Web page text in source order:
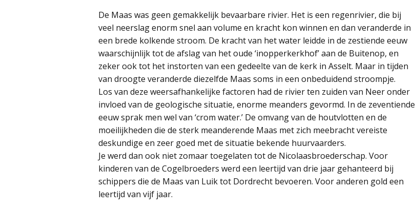
De Maas was geen gemakkelijk bevaarbare rivier. Het is een regenrivier, die bij
veel neerslag enorm snel aan volume en kracht kon winnen en dan veranderde in
een brede kolkende stroom. De kracht van het water leidde in de zestiende eeuw
waarschijnlijk tot de afslag van het oude ‘inopperkerkhof’ aan de Buitenop, en
zeker ook tot het instorten van een gedeelte van de kerk in Asselt. Maar in tijden
van droogte veranderde diezelfde Maas soms in een onbeduidend stroompje.
Los van deze weersafhankelijke factoren had de rivier ten zuiden van Neer onder
invloed van de geologische situatie, enorme meanders gevormd. In de zeventiende
eeuw sprak men wel van ‘crom water.’ De omvang van de houtvlotten en de
moeilijkheden die de sterk meanderende Maas met zich meebracht vereiste
deskundige en zeer goed met de situatie bekende huurvaarders.
Je werd dan ook niet zomaar toegelaten tot de Nicolaasbroederschap. Voor
kinderen van de Cogelbroeders werd een leertijd van drie jaar gehanteerd bij
schippers die de Maas van Luik tot Dordrecht bevoeren. Voor anderen gold een
leertijd van vijf jaar.